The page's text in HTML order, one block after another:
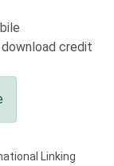
credit
Linking